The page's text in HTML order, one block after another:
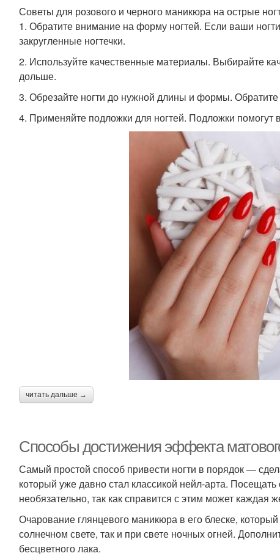
Советы для розового и черного маникюра на острые
1. Обратите внимание на форму ногтей. Если ваши
закругленные ногтечки.
2. Используйте качественные материалы. Выбирайте
дольше.
3. Обрезайте ногти до нужной длины и формы.
4. Применяйте подложки для ногтей. Подложки помогут
читать дальше →
Способы достижения эффекта
Самый простой способ привести ногти в порядок —
который уже давно стал классикой нейл-арта.
необязательно, так как справится с этим может каждая
Очарование глянцевого маникюра в его блеске,
солнечном свете, так и при свете ночных огней.
бесцветного лака.